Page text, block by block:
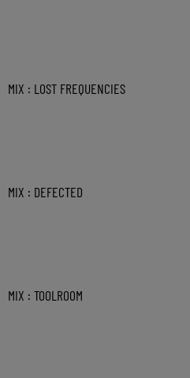
MIX : LOST FREQUENCIES
MIX : DEFECTED
MIX : TOOLROOM